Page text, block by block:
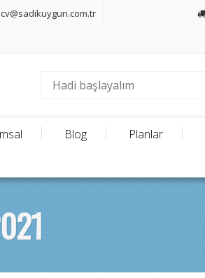
cv@sadikuygun.com.tr
Blog Planlar